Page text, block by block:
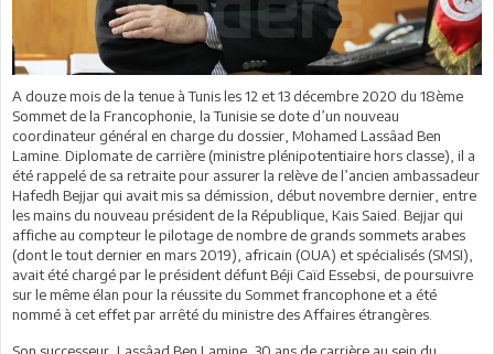
A douze mois de la tenue à Tunis les 12 et 13 décembre 2020 du 18ème
Sommet de la Francophonie, la Tunisie se dote d’un nouveau
coordinateur général en charge du dossier, Mohamed Lassâad Ben
Lamine. Diplomate de carrière (ministre plénipotentiaire hors classe), il a
été rappelé de sa retraite pour assurer la relève de l’ancien ambassadeur
Hafedh Bejjar qui avait mis sa démission, début novembre dernier, entre
les mains du nouveau président de la République, Kais Saied. Bejjar qui
affiche au compteur le pilotage de nombre de grands sommets arabes
(dont le tout dernier en mars 2019), africain (OUA) et spécialisés (SMSI),
avait été chargé par le président défunt Béji Caïd Essebsi, de poursuivre
sur le même élan pour la réussite du Sommet francophone et a été
nommé à cet effet par arrêté du ministre des Affaires étrangères.